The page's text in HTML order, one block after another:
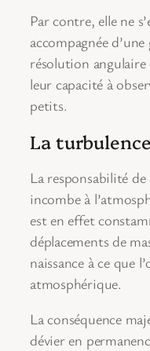
Par contre, elle ne
accompagnée
résolution angulaire
leur capacité à
petits.
La
La responsabilité
incombe à
est en effet
déplacements de
naissance à ce que
atmosphérique.
La conséquence
dévier en